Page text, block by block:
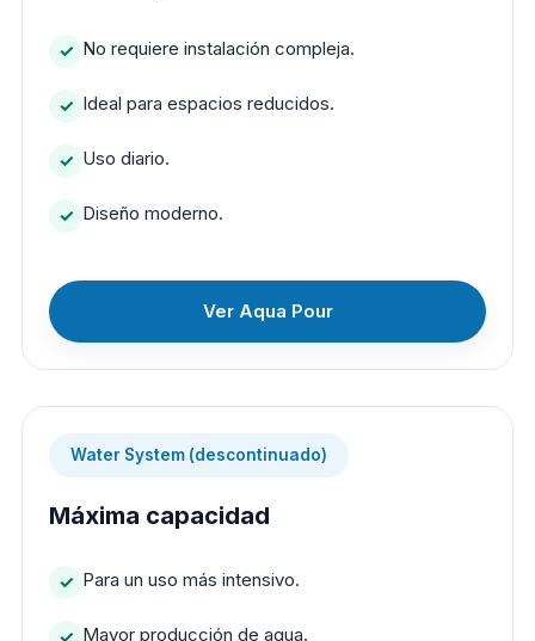
No requiere instalación compleja.
Ideal para espacios reducidos.
Uso diario.
Diseño moderno.
Ver Aqua Pour
Water System (descontinuado)
Máxima capacidad
Para un uso más intensivo.
Mayor producción de agua.